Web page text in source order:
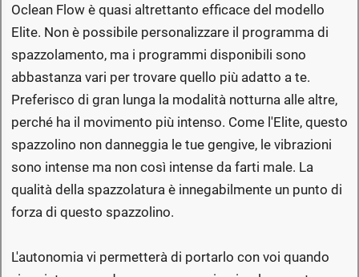
Oclean Flow è quasi altrettanto efficace del modello
Elite. Non è possibile personalizzare il programma di
spazzolamento, ma i programmi disponibili sono
abbastanza vari per trovare quello più adatto a te.
Preferisco di gran lunga la modalità notturna alle altre,
perché ha il movimento più intenso. Come l'Elite, questo
spazzolino non danneggia le tue gengive, le vibrazioni
sono intense ma non così intense da farti male. La
qualità della spazzolatura è innegabilmente un punto di
forza di questo spazzolino.
L'autonomia vi permetterà di portarlo con voi quando